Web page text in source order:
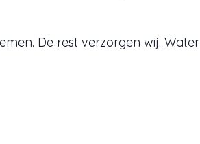
De rest verzorgen wij.